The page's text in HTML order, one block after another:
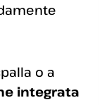
o a
integrata